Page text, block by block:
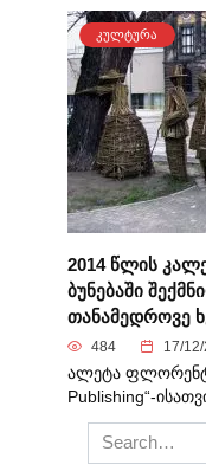
ᲙᲣᲚᲢᲣᲠᲐ
2014 წლის
ბუნებაში
თანამედროვე
484 17/
ალეტა
Publishing“-
Search
for: